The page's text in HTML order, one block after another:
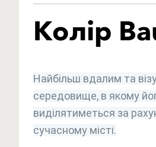
Колір
Найбільш вдалим та
середовище, в якому
виділятиметься за
сучасному місті.